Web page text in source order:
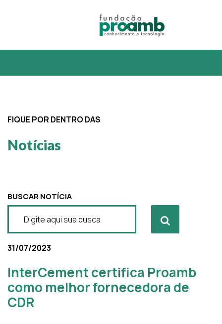
FIQUE POR DENTRO DAS
Notícias
BUSCAR NOTÍCIA
31/07/2023
InterCement certifica Proamb
como melhor fornecedora de
CDR